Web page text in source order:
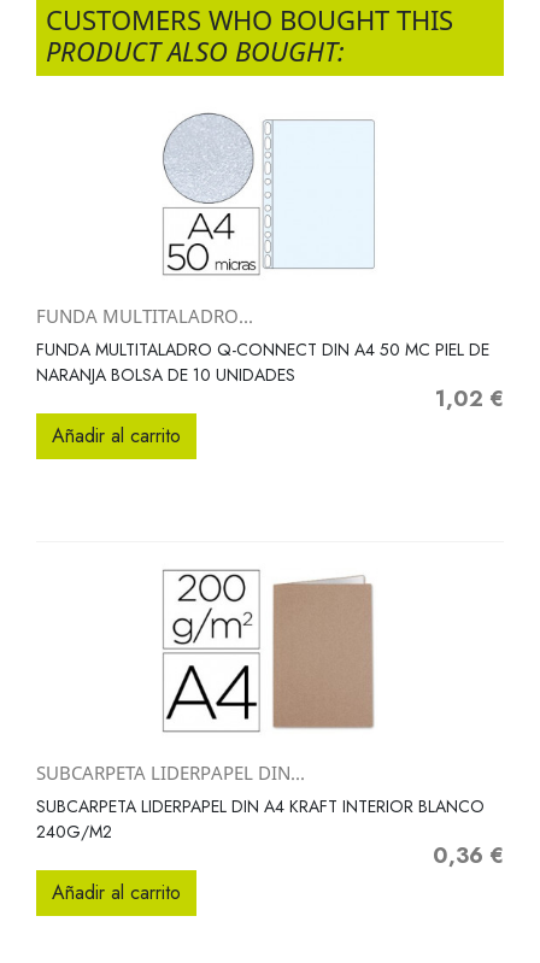
CUSTOMERS WHO BOUGHT THIS
PRODUCT ALSO BOUGHT:
FUNDA MULTITALADRO...
FUNDA MULTITALADRO Q-CONNECT DIN A4 50 MC PIEL DE
NARANJA BOLSA DE 10 UNIDADES
Precio
1,02 €
Añadir al carrito
SUBCARPETA LIDERPAPEL DIN...
SUBCARPETA LIDERPAPEL DIN A4 KRAFT INTERIOR BLANCO
240G/M2
Precio
0,36 €
Añadir al carrito